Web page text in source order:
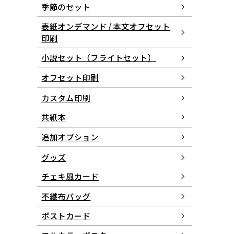
季節のセット
表紙オンデマンド / 本文オフセット
印刷
小説セット（フライトセット）
オフセット印刷
カスタム印刷
共紙本
追加オプション
グッズ
チェキ風カード
不織布バッグ
ポストカード